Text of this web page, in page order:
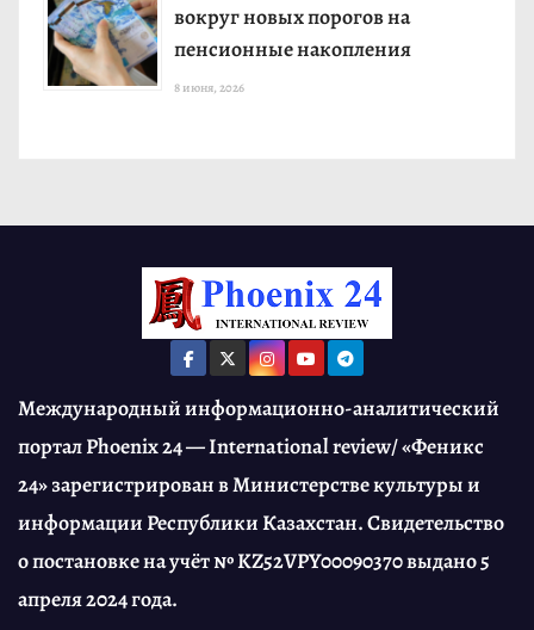
вокруг новых порогов на
пенсионные накопления
8 июня, 2026
Международный информационно-аналитический
портал Phoenix 24 — International review/ «Феникс
24» зарегистрирован в Министерстве культуры и
информации Республики Казахстан. Свидетельство
о постановке на учёт № KZ52VPY00090370 выдано 5
апреля 2024 года.